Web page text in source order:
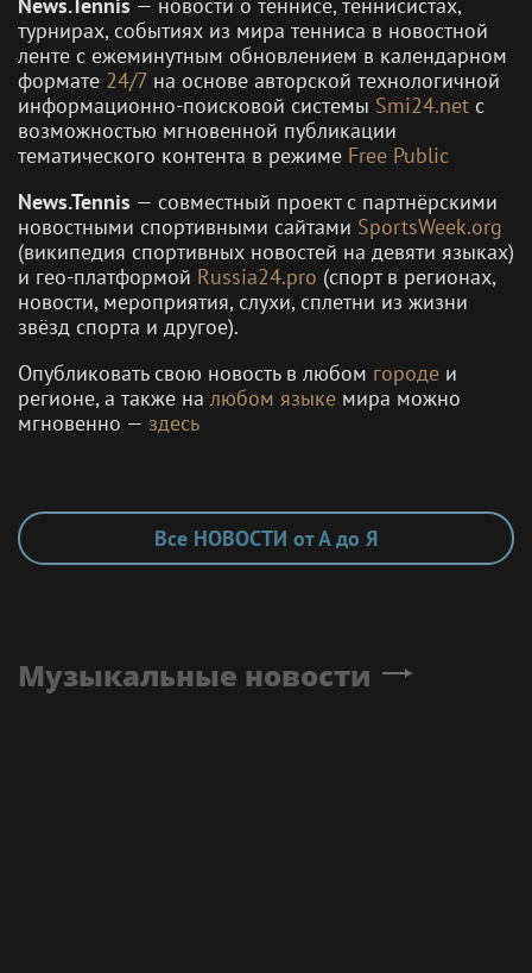
турнирах, событиях из мира тенниса в новостной
ленте с ежеминутным обновлением в календарном
формате 24/7 на основе авторской технологичной
информационно-поисковой системы Smi24.net с
возможностью мгновенной публикации
тематического контента в режиме Free Public
News.Tennis — совместный проект с партнёрскими
новостными спортивными сайтами SportsWeek.org
(википедия спортивных новостей на девяти языках)
и гео-платформой Russia24.pro (спорт в регионах,
новости, мероприятия, слухи, сплетни из жизни
звёзд спорта и другое).
Опубликовать свою новость в любом городе и
регионе, а также на любом языке мира можно
мгновенно — здесь
Все НОВОСТИ от А до Я
Музыкальные новости